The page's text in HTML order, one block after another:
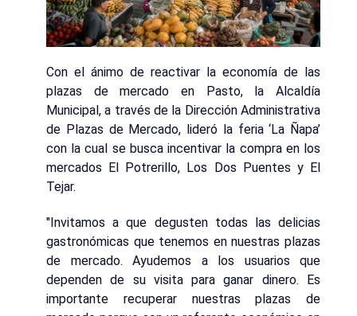
Con el ánimo de reactivar la economía de las
plazas de mercado en Pasto, la Alcaldía
Municipal, a través de la Dirección Administrativa
de Plazas de Mercado, lideró la feria ‘La Ñapa’
con la cual se busca incentivar la compra en los
mercados El Potrerillo, Los Dos Puentes y El
Tejar.
"Invitamos a que degusten todas las delicias
gastronómicas que tenemos en nuestras plazas
de mercado. Ayudemos a los usuarios que
dependen de su visita para ganar dinero. Es
importante recuperar nuestras plazas de